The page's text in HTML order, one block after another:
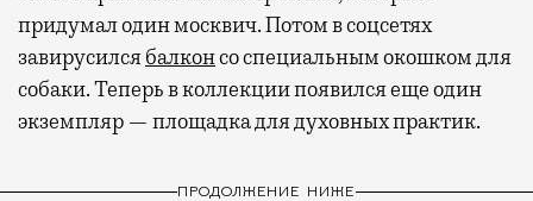
придумал один москвич. Потом в соцсетях
завирусилсябалконсо специальным окошком для
собаки. Теперь в коллекции появился еще один
экземпляр — площадка для духовных практик.
ПРОДОЛЖЕНИЕ НИЖЕ